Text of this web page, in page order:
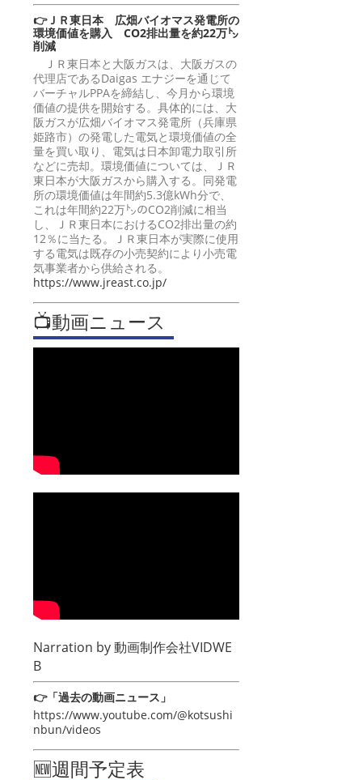
👉ＪＲ東日本 広畑バイオマス発電所の
環境価値を購入 CO2排出量を約22万㌧
削減
ＪＲ東日本と大阪ガスは、大阪ガスの
代理店であるDaigas エナジーを通じて
バーチャルPPAを締結し、今月から環境
価値の提供を開始する。具体的には、大
阪ガスが広畑バイオマス発電所（兵庫県
姫路市）の発電した電気と環境価値の全
量を買い取り、電気は日本卸電力取引所
などに売却。環境価値については、ＪＲ
東日本が大阪ガスから購入する。同発電
所の環境価値は年間約5.3億kWh分で、
これは年間約22万㌧のCO2削減に相当
し、ＪＲ東日本におけるCO2排出量の約
12％に当たる。ＪＲ東日本が実際に使用
する電気は既存の小売契約により小売電
気事業者から供給される。
https://www.jreast.co.jp/
📺動画ニュース
Narration by動画制作会社VIDWE
B
👉「過去の動画ニュース」
https://www.youtube.com/@kotsushi
nbun/videos
🆕週間予定表